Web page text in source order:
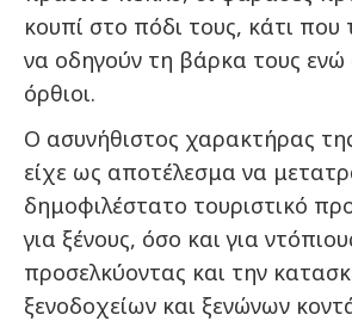
κουπί στο πόδι τους, κάτι που
να οδηγούν τη βάρκα τους ενώ
όρθιοι.
Ο ασυνήθιστος χαρακτήρας
είχε ως αποτέλεσμα να
δημοφιλέστατο τουριστικό
για ξένους, όσο και για
προσελκύοντας και την
ξενοδοχείων και ξενώνων